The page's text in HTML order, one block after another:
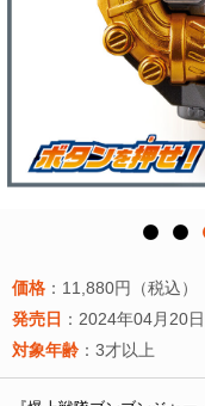
価格 ：11,880円（税込）
発売日 ：2024年04月20日
対象年齢 ：3才以上